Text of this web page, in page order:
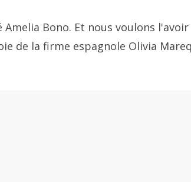
Bono. Et nous voulons
de la firme espagnole Olivia